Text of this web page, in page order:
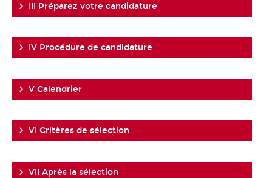
III Préparez votre candidature
IV Procédure de candidature
V Calendrier
VI Critères de sélection
VII Après la sélection